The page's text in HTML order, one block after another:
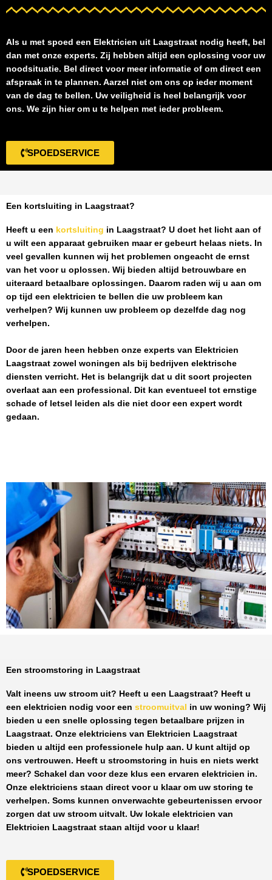
Als u met spoed een Elektricien uit Laagstraat nodig heeft, bel
dan met onze experts. Zij hebben altijd een oplossing voor uw
noodsituatie. Bel direct voor meer informatie of om direct een
afspraak in te plannen. Aarzel niet om ons op ieder moment
van de dag te bellen. Uw veiligheid is heel belangrijk voor
ons. We zijn hier om u te helpen met ieder probleem.
SPOEDSERVICE
Een kortsluiting in Laagstraat?
Heeft u een kortsluiting in Laagstraat? U doet het licht aan of
u wilt een apparaat gebruiken maar er gebeurt helaas niets. In
veel gevallen kunnen wij het problemen ongeacht de ernst
van het voor u oplossen. Wij bieden altijd betrouwbare en
uiteraard betaalbare oplossingen. Daarom raden wij u aan om
op tijd een elektricien te bellen die uw probleem kan
verhelpen? Wij kunnen uw probleem op dezelfde dag nog
verhelpen.
Door de jaren heen hebben onze experts van Elektricien
Laagstraat zowel woningen als bij bedrijven elektrische
diensten verricht. Het is belangrijk dat u dit soort projecten
overlaat aan een professional. Dit kan eventueel tot ernstige
schade of letsel leiden als die niet door een expert wordt
gedaan.
Een stroomstoring in Laagstraat
Valt ineens uw stroom uit? Heeft u een Laagstraat? Heeft u
een elektricien nodig voor een stroomuitval in uw woning? Wij
bieden u een snelle oplossing tegen betaalbare prijzen in
Laagstraat. Onze elektriciens van Elektricien Laagstraat
bieden u altijd een professionele hulp aan. U kunt altijd op
ons vertrouwen. Heeft u stroomstoring in huis en niets werkt
meer? Schakel dan voor deze klus een ervaren elektricien in.
Onze elektriciens staan direct voor u klaar om uw storing te
verhelpen. Soms kunnen onverwachte gebeurtenissen ervoor
zorgen dat uw stroom uitvalt. Uw lokale elektricien van
Elektricien Laagstraat staan altijd voor u klaar!
SPOEDSERVICE